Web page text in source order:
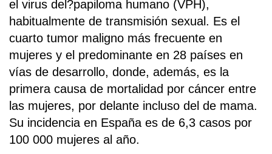
el virus del?papiloma humano (VPH),
habitualmente de transmisión sexual. Es el
cuarto tumor maligno más frecuente en
mujeres y el predominante en 28 países en
vías de desarrollo, donde, además, es la
primera causa de mortalidad por cáncer entre
las mujeres, por delante incluso del de mama.
Su incidencia en España es de 6,3 casos por
100 000 mujeres al año.